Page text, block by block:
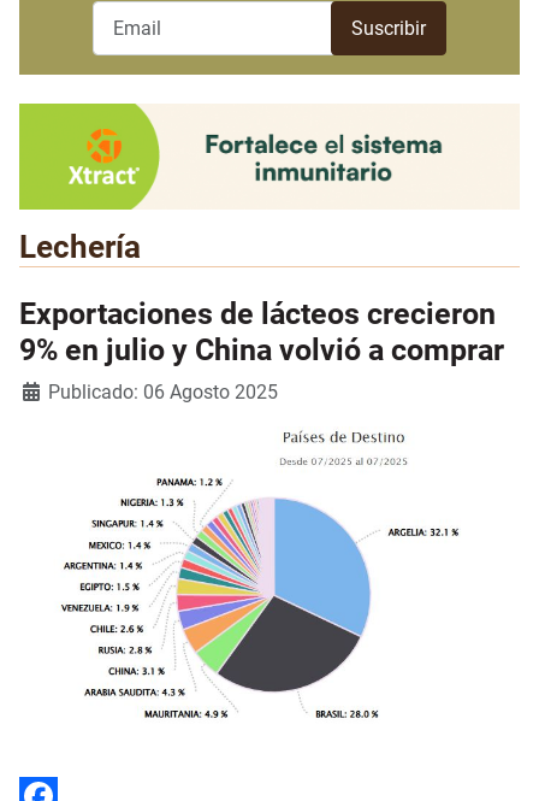
Lechería
Exportaciones de lácteos crecieron
9% en julio y China volvió a comprar
Detalles
Publicado: 06 Agosto 2025